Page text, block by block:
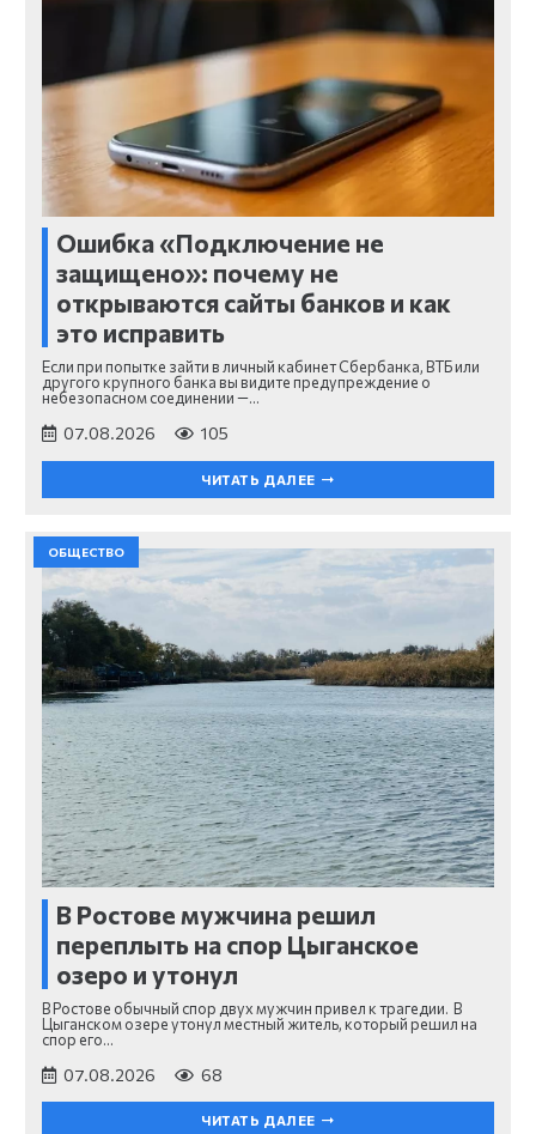
Ошибка «Подключение не
защищено»: почему не
открываются сайты банков и как
это исправить
Если при попытке зайти в личный кабинет Сбербанка, ВТБ или
другого крупного банка вы видите предупреждение о
небезопасном соединении —…
07.08.2026 105
ЧИТАТЬ ДАЛЕЕ
ОБЩЕСТВО
В Ростове мужчина решил
переплыть на спор Цыганское
озеро и утонул
В Ростове обычный спор двух мужчин привел к трагедии. В
Цыганском озере утонул местный житель, который решил на
спор его…
07.08.2026 68
ЧИТАТЬ ДАЛЕЕ